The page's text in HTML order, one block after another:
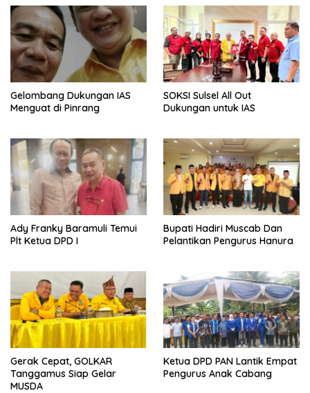
Gelombang Dukungan IAS
Menguat di Pinrang
SOKSI Sulsel All Out
Dukungan untuk IAS
Ady Franky Baramuli Temui
Plt Ketua DPD I
Bupati Hadiri Muscab Dan
Pelantikan Pengurus Hanura
Gerak Cepat, GOLKAR
Tanggamus Siap Gelar
MUSDA
Ketua DPD PAN Lantik Empat
Pengurus Anak Cabang